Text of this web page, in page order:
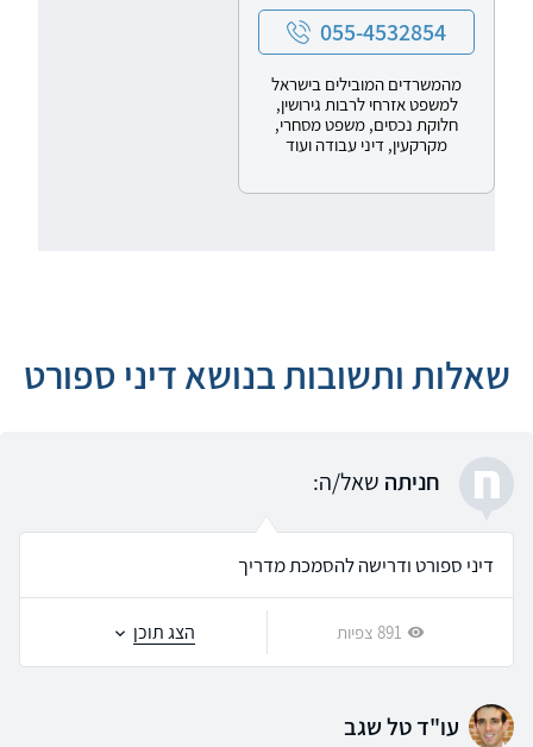
055-4532854
מהמשרדים המובילים בישראל
למשפט אזרחי לרבות גירושין,
חלוקת נכסים, משפט מסחרי,
מקרקעין, דיני עבודה ועוד
שאלות ותשובות בנושא דיני ספורט
ח חניתה שאל/ה:
דיני ספורט ודרישה להסמכת מדריך
891 צפיות הצג תוכן
עו"ד טל שגב